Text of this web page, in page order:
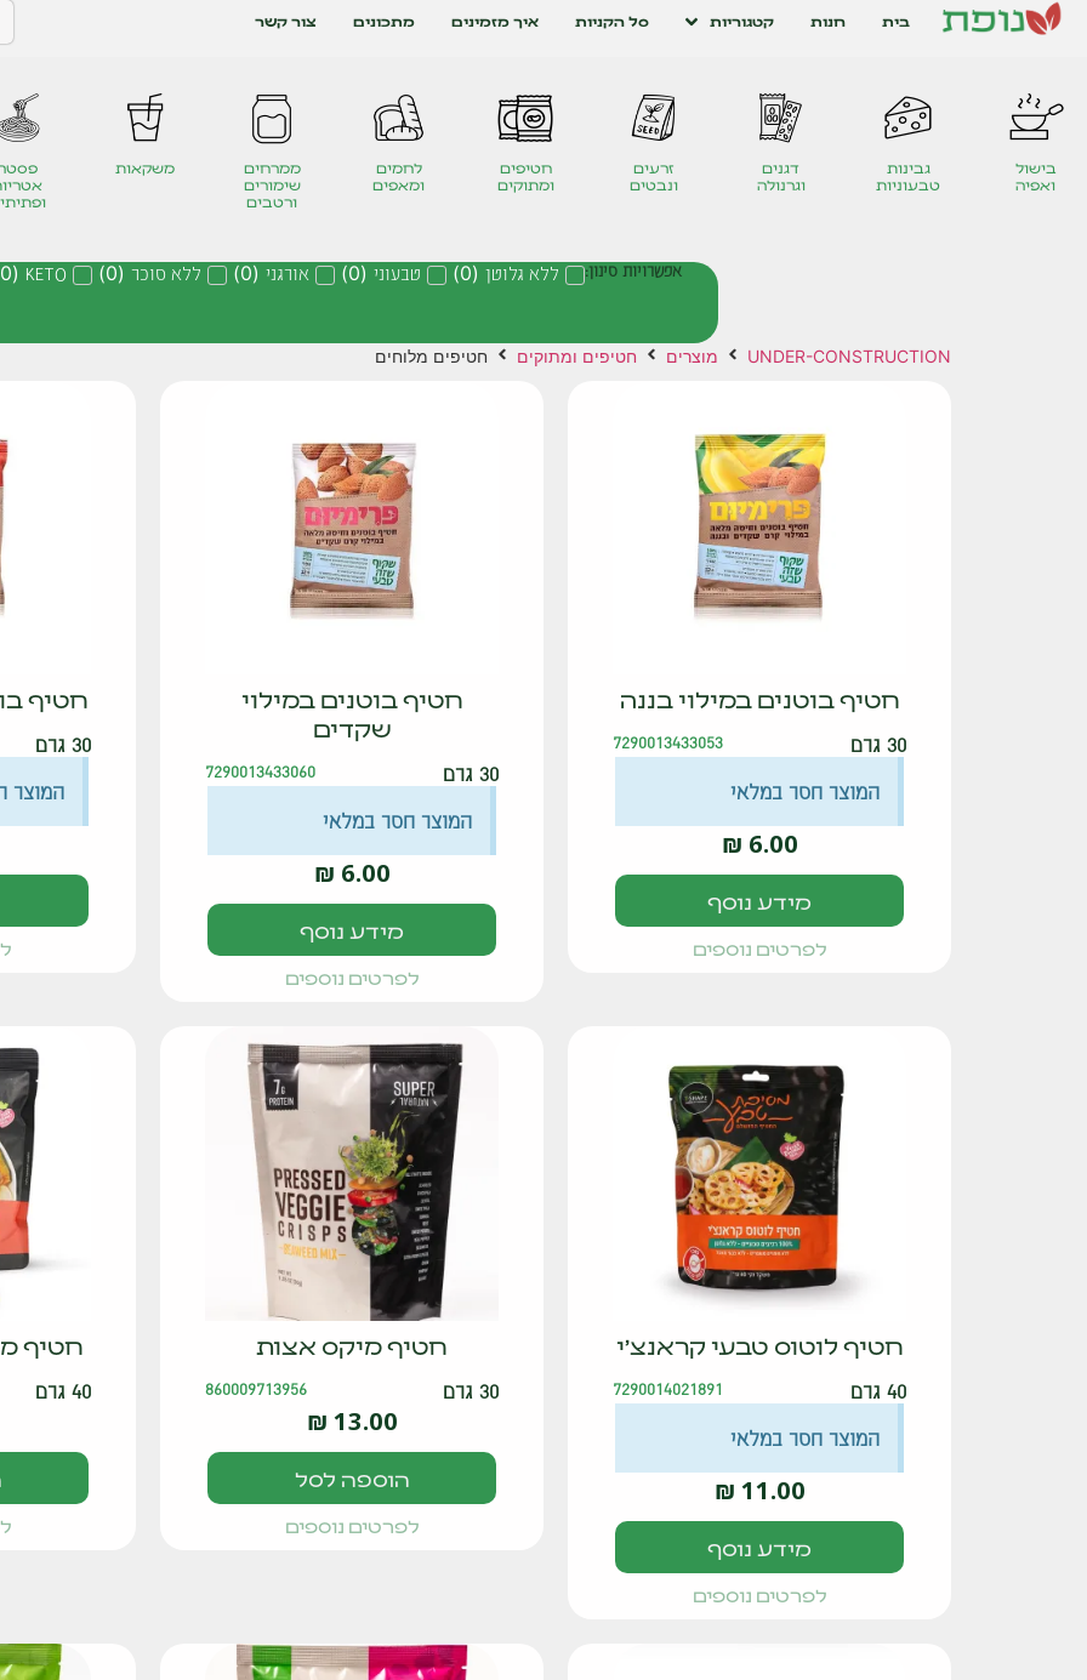
בית חנות קטגוריות סל הקניות איך מזמינים מתכונים צור קשר
בישול
ואפיה
גבינות
טבעוניות
דגנים
וגרנולה
זרעים
ונבטים
חטיפים
ומתוקים
לחמים
ומאפים
ממרחים
שימורים
ורטבים
משקאות
אפשרויות סינון: ללא גלוטן (
0
) טבעוני (
0
) אורגני (
0
) ללא סוכר (
0
)
KETO
(
0
UNDER-CONSTRUCTION מוצרים חטיפים ומתוקים חטיפים מלוחים
חטיף בוטנים במילוי בננה
30 גרם 7290013433053
המוצר חסר במלאי
6.00
₪
מידע נוסף
לפרטים נוספים
חטיף בוטנים במילוי
שקדים
30 גרם 7290013433060
המוצר חסר במלאי
6.00
₪
מידע נוסף
לפרטים נוספים
חטיף
30 גרם
המוצר
חטיף לוטוס טבעי קראנצ'י
40 גרם 7290014021891
המוצר חסר במלאי
11.00
₪
מידע נוסף
לפרטים נוספים
חטיף מיקס אצות
30 גרם 860009713956
13.00
₪
הוספה לסל
לפרטים נוספים
חטיף
40 גרם